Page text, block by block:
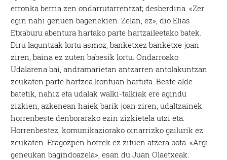
erronka berria zen ondarrutarrentzat; desberdina. «Zer
egin nahi genuen bagenekien. Zelan, ez», dio Elias
Etxaburu abentura hartako parte hartzaileetako batek.
Diru laguntzak lortu asmoz, banketxez banketxe joan
ziren, baina ez zuten babesik lortu. Ondarroako
Udalarena bai, andramarietan antzarren antolakuntzan
zeukaten parte hartzea kontuan hartuta. Beste alde
batetik, nahiz eta udalak walki-talkiak ere agindu
zizkien, azkenean haiek barik joan ziren, udaltzainek
horrenbeste denborarako ezin zizkietela utzi eta.
Horrenbestez, komunikaziorako oinarrizko gailurik ez
zeukaten. Eragozpen horrek ez zituen atzera bota. «Argi
geneukan bagindoazela», esan du Juan Olaetxeak.